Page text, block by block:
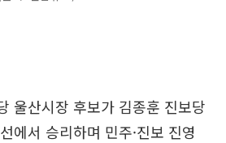
울산시장 후보가 김종훈 진보당
에서 승리하며 민주·진보 진영